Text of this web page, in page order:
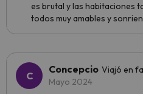
es brutal y las habitaciones
todos muy amables y
Concepcio Viajó en
Mayo 2024